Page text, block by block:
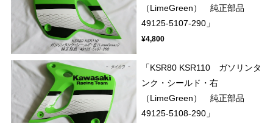
（LimeGreen） 純正部品
49125-5107-290」
¥4,800
「KSR80 KSR110 ガソリンタ
ンク・シールド・右
（LimeGreen） 純正部品
49125-5108-290」